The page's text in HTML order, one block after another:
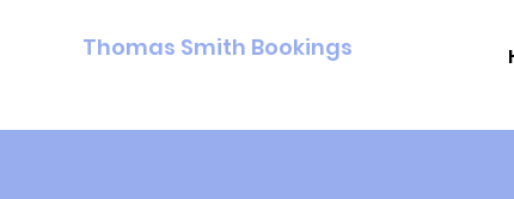
Thomas Smith Bookings